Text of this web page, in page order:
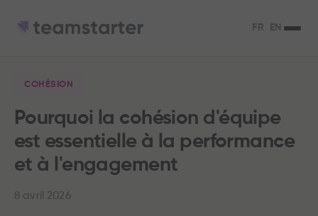
FR EN
COHÉSION
Pourquoi la cohésion d'équipe
est essentielle à la performance
et à l'engagement
8 avril 2026